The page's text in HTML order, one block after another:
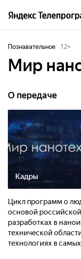
Познавательное 12+
Мир
О передаче
Кадры
Цикл программ о
основой
разработках в
технической
технологиях в